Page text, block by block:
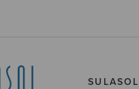
SULASOL